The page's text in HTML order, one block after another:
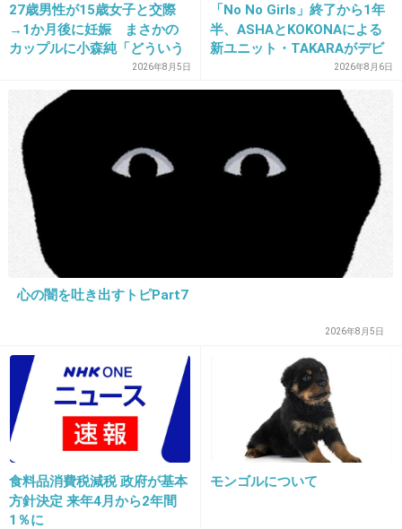
17. 匿名 2016/03/11(金) 11:30:11
略奪しようとしたくせに同情するところなんか
18. 匿名
ゲスがクズなのはわかってるけど、だからって
ベッキーに同情はしない
既婚者と分かってて卒論まで催促してるんだか
らベッキーもクズ
-54
19. 匿名 2016/03/11(金) 11:30:13
作戦成功
とほくそ笑んでるよ
27歳男性が15歳女子と交際
→1か月後に妊娠 まさかの
カップルに小森純「どういう
事？だいぶあぶねぇよ」2026年8月5日
「No No Girls」終了から1年
半、ASHAとKOKONAによる
新ユニット・TAKARAがデビ
2026年8月6日
心の闇を吐き出すトピPart7
2026年8月5日
食料品消費税減税 政府が基本
方針決定 来年4月から2年間
1％に
モンゴルについて